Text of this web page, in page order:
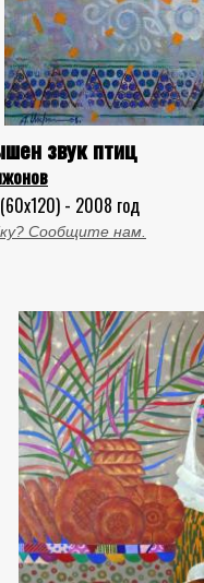
звук птиц
- 2008 год
Сообщите нам.